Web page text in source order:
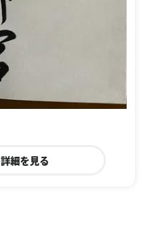
細を見る